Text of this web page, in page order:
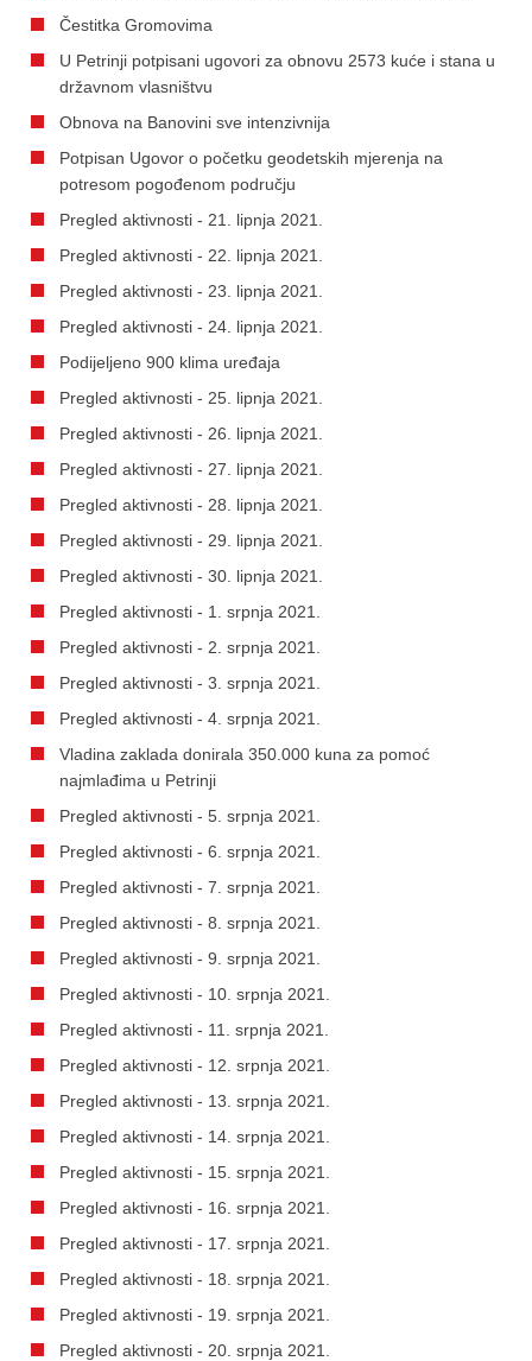
Čestitka Gromovima
U Petrinji potpisani ugovori za obnovu 2573 kuće i stana u
državnom vlasništvu
Obnova na Banovini sve intenzivnija
Potpisan Ugovor o početku geodetskih mjerenja na
potresom pogođenom području
Pregled aktivnosti - 21. lipnja 2021.
Pregled aktivnosti - 22. lipnja 2021.
Pregled aktivnosti - 23. lipnja 2021.
Pregled aktivnosti - 24. lipnja 2021.
Podijeljeno 900 klima uređaja
Pregled aktivnosti - 25. lipnja 2021.
Pregled aktivnosti - 26. lipnja 2021.
Pregled aktivnosti - 27. lipnja 2021.
Pregled aktivnosti - 28. lipnja 2021.
Pregled aktivnosti - 29. lipnja 2021.
Pregled aktivnosti - 30. lipnja 2021.
Pregled aktivnosti - 1. srpnja 2021.
Pregled aktivnosti - 2. srpnja 2021.
Pregled aktivnosti - 3. srpnja 2021.
Pregled aktivnosti - 4. srpnja 2021.
Vladina zaklada donirala 350.000 kuna za pomoć
najmlađima u Petrinji
Pregled aktivnosti - 5. srpnja 2021.
Pregled aktivnosti - 6. srpnja 2021.
Pregled aktivnosti - 7. srpnja 2021.
Pregled aktivnosti - 8. srpnja 2021.
Pregled aktivnosti - 9. srpnja 2021.
Pregled aktivnosti - 10. srpnja 2021.
Pregled aktivnosti - 11. srpnja 2021.
Pregled aktivnosti - 12. srpnja 2021.
Pregled aktivnosti - 13. srpnja 2021.
Pregled aktivnosti - 14. srpnja 2021.
Pregled aktivnosti - 15. srpnja 2021.
Pregled aktivnosti - 16. srpnja 2021.
Pregled aktivnosti - 17. srpnja 2021.
Pregled aktivnosti - 18. srpnja 2021.
Pregled aktivnosti - 19. srpnja 2021.
Pregled aktivnosti - 20. srpnja 2021.